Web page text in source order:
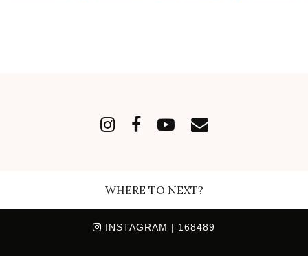
WHERE TO NEXT?
INSTAGRAM | 168489